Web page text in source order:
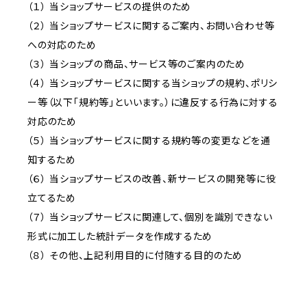
（１） 当ショップサービスの提供のため
（２） 当ショップサービスに関するご案内、お問い合わせ等
への対応のため
（３） 当ショップの商品、サービス等のご案内のため
（４） 当ショップサービスに関する当ショップの規約、ポリシ
ー等（以下「規約等」といいます。）に違反する行為に対する
対応のため
（５） 当ショップサービスに関する規約等の変更などを通
知するため
（６） 当ショップサービスの改善、新サービスの開発等に役
立てるため
（７） 当ショップサービスに関連して、個別を識別できない
形式に加工した統計データを作成するため
（８） その他、上記利用目的に付随する目的のため